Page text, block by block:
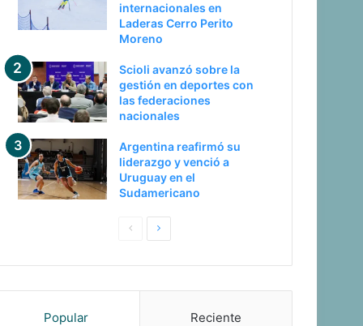
internacionales en
Laderas Cerro Perito
Moreno
Scioli avanzó sobre la
gestión en deportes con
las federaciones
nacionales
Argentina reafirmó su
liderazgo y venció a
Uruguay en el
Sudamericano
PaginaSiguiente
Popular Reciente